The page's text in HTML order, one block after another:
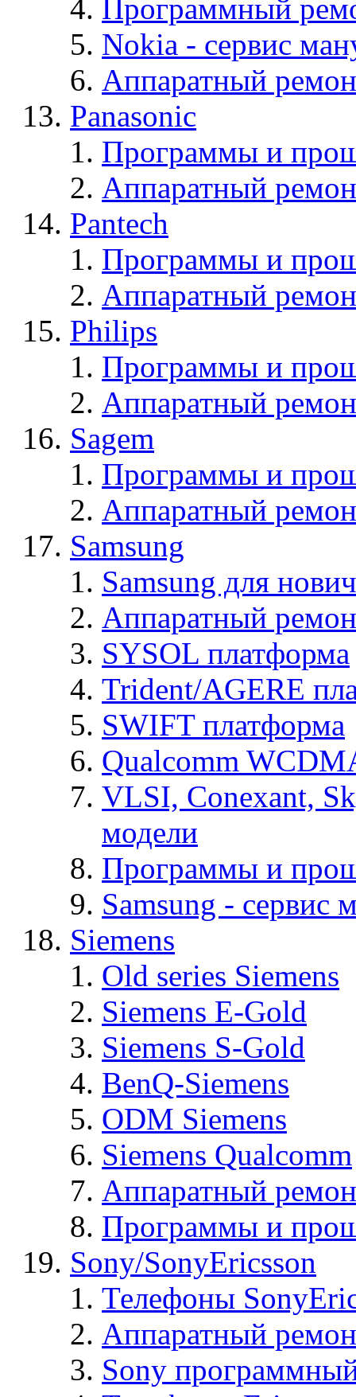
Программный
Nokia - cервис
Аппаратный
Panasonic
Программы и
Аппаратный
Pantech
Программы и
Аппаратный
Philips
Программы и
Аппаратный
Sagem
Программы и
Аппаратный
Samsung
Samsung для
Аппаратный
SYSOL платформа
Trident/AGERE
SWIFT платформа
Qualcomm
VLSI, Conexant,
модели
Программы и
Samsung - cервис
Siemens
Old series Siemens
Siemens E-Gold
Siemens S-Gold
BenQ-Siemens
ODM Siemens
Siemens Qualcomm
Аппаратный
Программы и
Sony/SonyEricsson
Телефоны
Аппаратный
Sony